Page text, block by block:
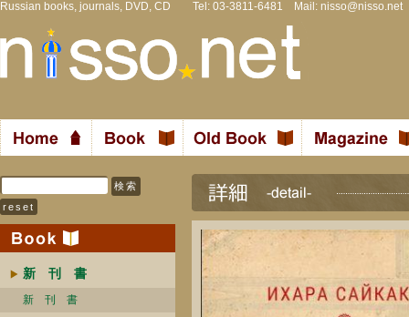
Russian books, journals, DVD, CD Tel: 03-3811-6481 Mail: nisso@nisso.net
新 刊 書
新 刊 書